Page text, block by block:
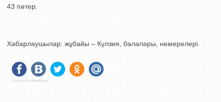
43 пәтер.
Хабарлаушылар: жұбайы – Күлзия, балалары, немерелері.
Social Like WordPress